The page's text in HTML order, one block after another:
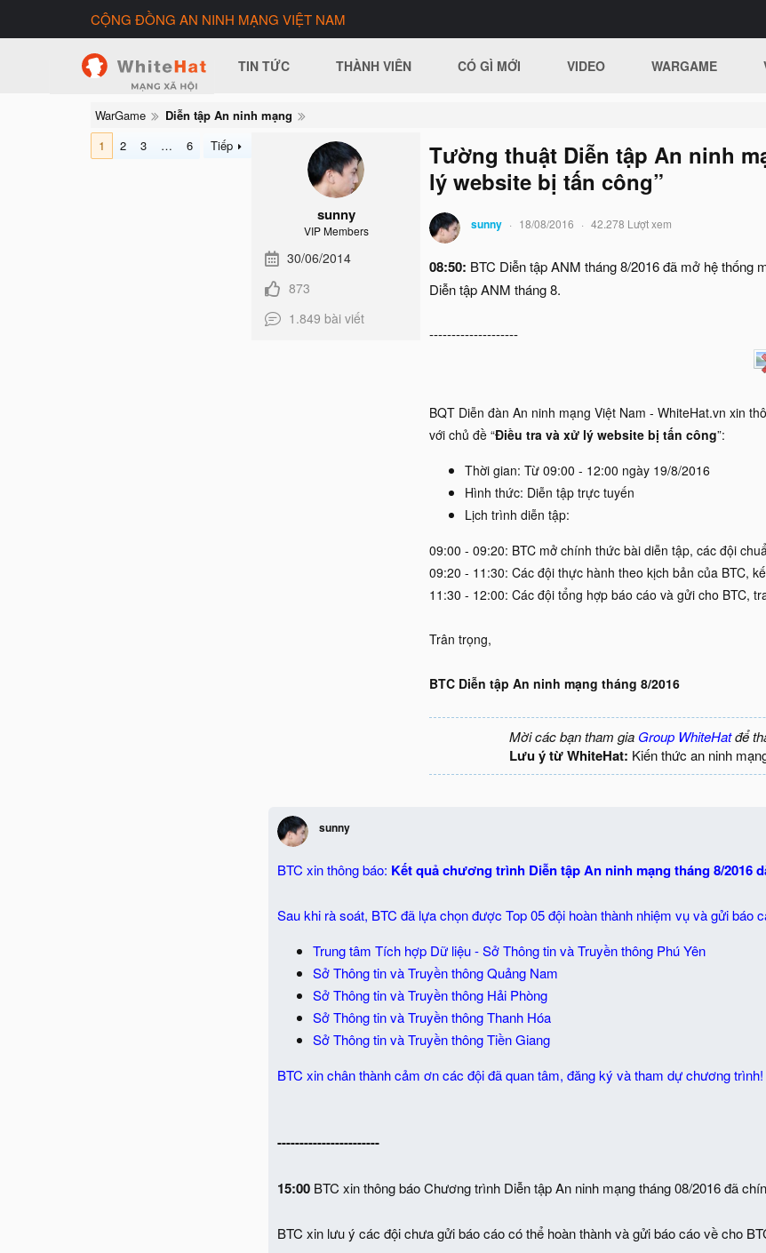
CỘNG ĐỒNG AN NINH MẠNG VIỆT NAM
TIN TỨC THÀNH VIÊN CÓ GÌ MỚI VIDEO WARGAME
WarGame
Diễn tập An ninh mạng
1
2 3 … 6 Tiếp
sunny
VIP Members
30/06/2014
873
1.849 bài viết
Tường thuật Diễn tập An ninh
lý website bị tấn công”
sunny 18/08/2016 42.278 Lượt xem
08:50: BTC Diễn tập ANM tháng 8/2016 đã mở hệ thống
Diễn tập ANM tháng 8.
--------------------
BQT Diễn đàn An ninh mạng Việt Nam - WhiteHat.vn xin
với chủ đề “Điều tra và xử lý website bị tấn công”:
Thời gian: Từ 09:00 - 12:00 ngày 19/8/2016
Hình thức: Diễn tập trực tuyến
Lịch trình diễn tập:
09:00 - 09:20: BTC mở chính thức bài diễn tập, các đội
09:20 - 11:30: Các đội thực hành theo kịch bản của BTC,
11:30 - 12:00: Các đội tổng hợp báo cáo và gửi cho BTC,
Trân trọng,
BTC Diễn tập An ninh mạng tháng 8/2016
Mời các bạn tham gia Group WhiteHatđể
Lưu ý từ WhiteHat: Kiến thức an ninh
sunny
BTC xin thông báo: Kết quả chương trình Diễn tập An ninh mạng tháng 8/2016
Sau khi rà soát, BTC đã lựa chọn được Top 05 đội hoàn thành nhiệm vụ và gửi báo
Trung tâm Tích hợp Dữ liệu - Sở Thông tin và Truyền thông Phú Yên
Sở Thông tin và Truyền thông Quảng Nam
Sở Thông tin và Truyền thông Hải Phòng
Sở Thông tin và Truyền thông Thanh Hóa
Sở Thông tin và Truyền thông Tiền Giang
BTC xin chân thành cảm ơn các đội đã quan tâm, đăng ký và tham dự chương trình!
-----------------------
15:00 BTC xin thông báo Chương trình Diễn tập An ninh mạng tháng 08/2016 đã
BTC xin lưu ý các đội chưa gửi báo cáo có thể hoàn thành và gửi báo cáo về cho